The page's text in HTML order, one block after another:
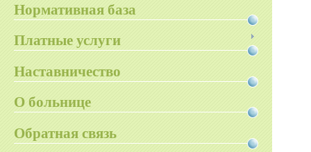
Нормативная база
Платные услуги
Наставничество
О больнице
Обратная связь